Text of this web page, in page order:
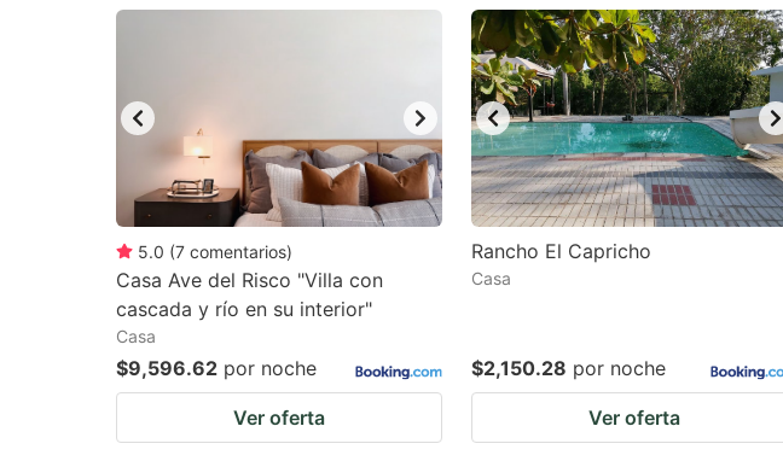
to
get
the
keyboard
shortcuts
for
changing
dates.
question
mark
key
to
get
the
keyboard
changing
dates.
5.0 (7 comentarios)
Casa Ave del Risco "Villa con
cascada y río en su interior"
Casa
$9,596.62 por noche
Ver oferta
Rancho El Capricho
Casa
$2,150.28 por noche
Ver oferta